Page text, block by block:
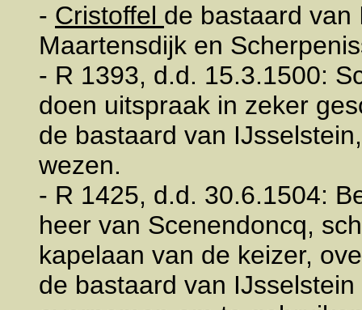
- Cristoffel de bastaard van
Maartensdijk en
- R 1393, d.d. 15.3.1500:
doen uitspraak in zeker
de bastaard van
wezen.
- R 1425, d.d. 30.6.1504:
heer van Scenendoncq,
kapelaan van de keizer,
de bastaard van